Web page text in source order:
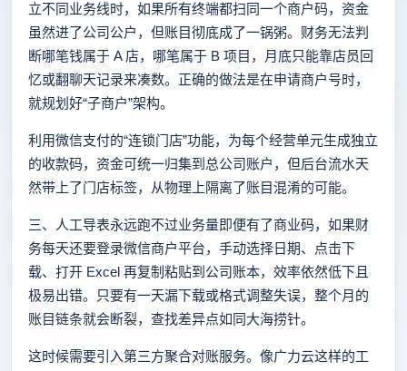
立不同业务线时，如果所有终端都扫同一个商户码，资金
虽然进了公司公户，但账目彻底成了一锅粥。财务无法判
断哪笔钱属于 A 店，哪笔属于 B 项目，月底只能靠店员回
忆或翻聊天记录来凑数。正确的做法是在申请商户号时，
就规划好“子商户”架构。
利用微信支付的“连锁门店”功能，为每个经营单元生成独立
的收款码，资金可统一归集到总公司账户，但后台流水天
然带上了门店标签，从物理上隔离了账目混淆的可能。
三、人工导表永远跑不过业务量即便有了商业码，如果财
务每天还要登录微信商户平台，手动选择日期、点击下
载、打开 Excel 再复制粘贴到公司账本，效率依然低下且
极易出错。只要有一天漏下载或格式调整失误，整个月的
账目链条就会断裂，查找差异点如同大海捞针。
这时候需要引入第三方聚合对账服务。像广力云这样的工